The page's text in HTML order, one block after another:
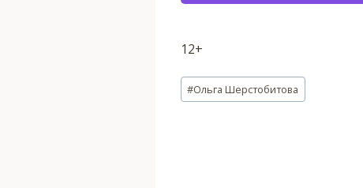
12+
Метки
записи:
#Ольга Шерстобитова